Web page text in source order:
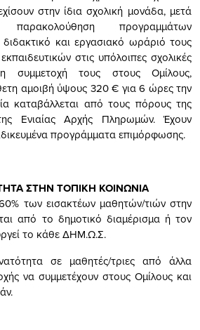
στην ίδια σχολική μονάδα, μετά
προγραμμάτων
και εργασιακό ωράριό τους
στις υπόλοιπες σχολικές
συμμετοχή τους στους Ομίλους,
αμοιβή ύψους 320 € για 6 ώρες την
καταβάλλεται από τους πόρους της
Ενιαίας Αρχής Πληρωμών. Έχουν
προγράμματα επιμόρφωσης.
ΣΤΗΝ ΤΟΠΙΚΗ ΚΟΙΝΩΝΙΑ
των εισακτέων μαθητών/τιών στην
από το δημοτικό διαμέρισμα ή τον
το κάθε ΔΗΜ.Ω.Σ.
σε μαθητές/τριες από άλλα
να συμμετέχουν στους Ομίλους και